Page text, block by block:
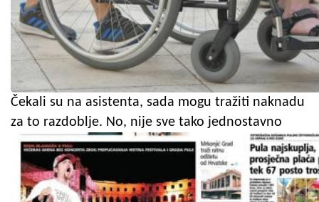
Čekali su na asistenta, sada mogu tražiti naknadu
za to razdoblje. No, nije sve tako jednostavno